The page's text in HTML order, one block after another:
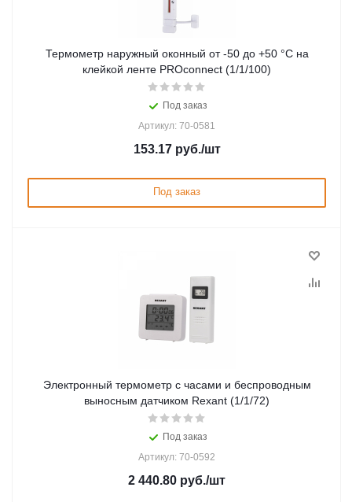
Термометр наружный оконный от -50 до +50 °С на
клейкой ленте PROconnect (1/1/100)
Под заказ
Артикул: 70-0581
153.17руб./шт
Под заказ
Электронный термометр с часами и беспроводным
выносным датчиком Rexant (1/1/72)
Под заказ
Артикул: 70-0592
2 440.80 руб./шт